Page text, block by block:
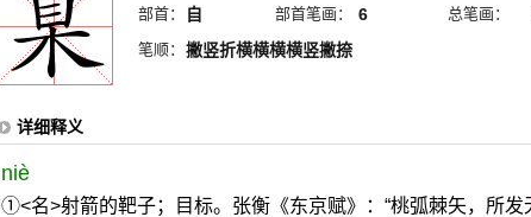
部首： 自 部首笔画： 6 总笔画：
笔顺： 撇竖折横横横横竖撇捺
详细释义
niè
①<名>射箭的靶子；目标。张衡《东京赋》：“桃弧棘矢，所发